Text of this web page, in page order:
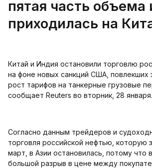
пятая часть объема
приходилась на
Китай и Индия остановили торговлю
на фоне новых санкций США, повлекших
рост тарифов на танкерные грузовые
сообщает Reuters во вторник, 28 января.
Согласно данным трейдеров и
торговля российской нефтью, которую
март, в Азии остановилась, потому что
большой разрыв в цене между